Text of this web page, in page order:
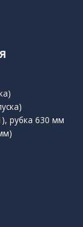
рубка 630 мм